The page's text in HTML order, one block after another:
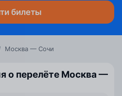
билеты
Москва — Сочи
о перелёте Москва —